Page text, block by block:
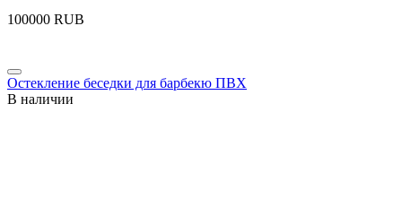
‍100000‍ RUB
Остекление беседки для барбекю ПВХ
В наличии